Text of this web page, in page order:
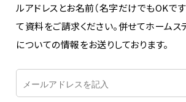
ルアドレスとお名前（名字だけでもOKで
て資料をご請求ください。併せてホーム
についての情報をお送りしております。